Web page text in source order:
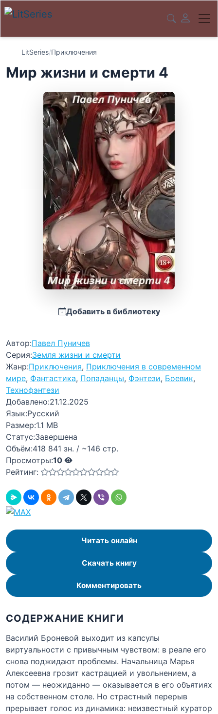
LitSeries/Приключения
Мир жизни и смерти 4
Добавить в библиотеку
Автор:Павел Пуничев
Серия:Земля жизни и смерти
Жанр:Приключения, Приключения в современном
мире, Фантастика, Попаданцы, Фэнтези, Боевик,
Технофэнтези
Добавлено:21.12.2025
Язык:Русский
Размер:1.1 MB
Статус:Завершена
Объём:418 841 зн. / ~146 стр.
Просмотры:10
Рейтинг:
Читать онлайн
Скачать книгу
Комментировать
СОДЕРЖАНИЕ КНИГИ
Василий Броневой выходит из капсулы
виртуальности с привычным чувством: в реале его
снова поджидают проблемы. Начальница Марья
Алексеевна грозит кастрацией и увольнением, а
потом — неожиданно — оказывается в его объятиях
на собственном столе. Но страстный перерыв
прерывает голос из динамика: неизвестный куратор